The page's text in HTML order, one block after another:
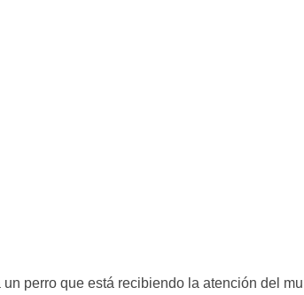
un perro que está recibiendo la atención del